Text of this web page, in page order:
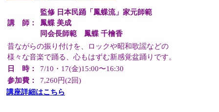
講 師：
監修 日本民踊「鳳蝶流」家元師範
鳳蝶 美成
同会長師範 鳳蝶 千檜香
昔ながらの振り付けを、ロックや昭和歌謡などの
様々な音楽で踊る、心もはずむ新感覚盆踊りです。
日 時：
7/10・17(金)15:00〜16:30
参加費：
7,260円(2回)
講座詳細はこちら